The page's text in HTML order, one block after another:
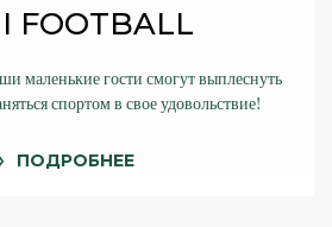
FOOTBALL
маленькие гости смогут выплеснуть
спортом в свое удовольствие!
ПОДРОБНЕЕ